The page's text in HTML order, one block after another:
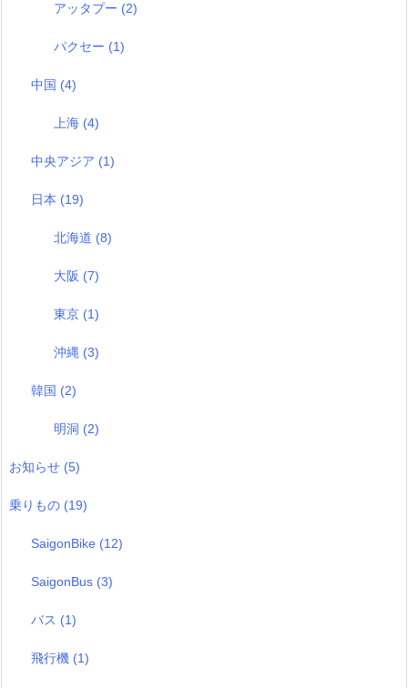
アッタプー (2)
パクセー (1)
中国 (4)
上海 (4)
中央アジア (1)
日本 (19)
北海道 (8)
大阪 (7)
東京 (1)
沖縄 (3)
韓国 (2)
明洞 (2)
お知らせ (5)
乗りもの (19)
SaigonBike (12)
SaigonBus (3)
バス (1)
飛行機 (1)